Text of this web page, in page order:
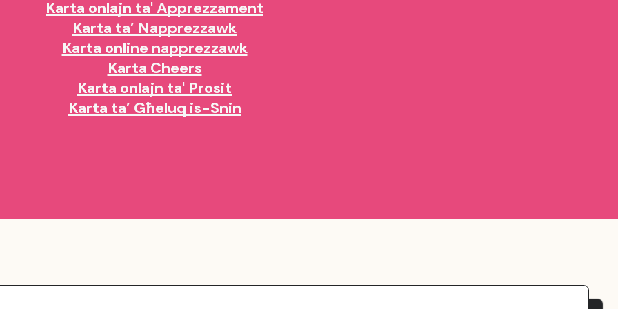
Karta onlajn ta' Apprezzament
Karta ta’ Napprezzawk
Karta online napprezzawk
Karta Cheers
Karta onlajn ta' Prosit
Karta ta’ Għeluq is-Snin